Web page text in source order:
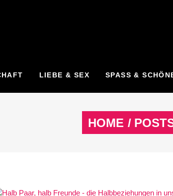
LIEBE & SEX SPASS &
HOME /